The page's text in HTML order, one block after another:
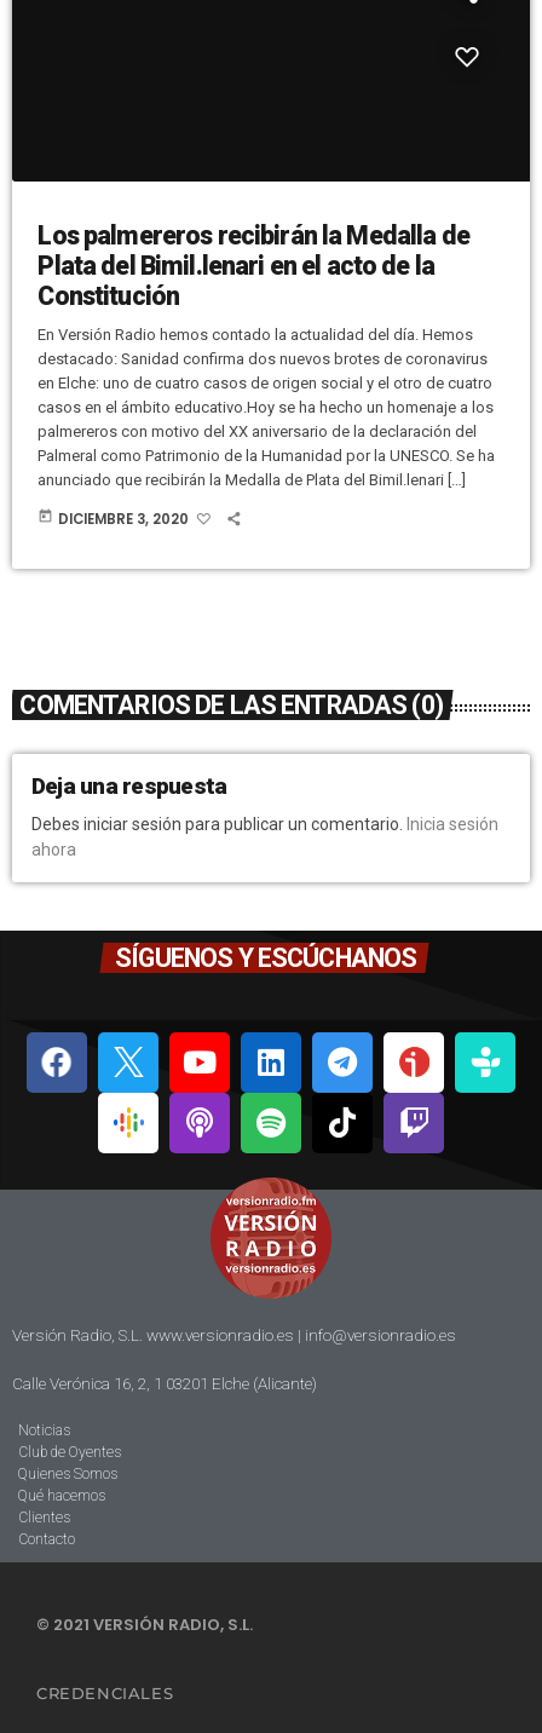
Los palmereros recibirán la Medalla de
Plata del Bimil.lenari en el acto de la
Constitución
En Versión Radio hemos contado la actualidad del día. Hemos
destacado: Sanidad confirma dos nuevos brotes de coronavirus
en Elche: uno de cuatro casos de origen social y el otro de cuatro
casos en el ámbito educativo.Hoy se ha hecho un homenaje a los
palmereros con motivo del XX aniversario de la declaración del
Palmeral como Patrimonio de la Humanidad por la UNESCO. Se ha
anunciado que recibirán la Medalla de Plata del Bimil.lenari […]
today DICIEMBRE 3, 2020
COMENTARIOS DE LAS ENTRADAS (0)
Deja una respuesta
Debes iniciar sesión para publicar un comentario.
Inicia sesión
ahora
SÍGUENOS Y ESCÚCHANOS
Versión Radio, S.L. www.versionradio.es | info@versionradio.es
Calle Verónica 16, 2, 1 03201 Elche (Alicante)
Noticias
Club de Oyentes
Quienes Somos
Qué hacemos
Clientes
Contacto
© 2021 VERSIÓN RADIO, S.L.
CREDENCIALES